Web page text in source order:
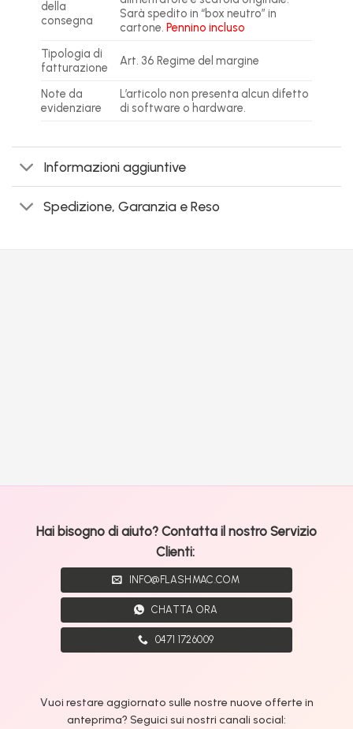
della
consegna
Sarà spedito in “box neutro” in
cartone. Pennino incluso
Tipologia di
fatturazione
Art. 36 Regime del margine
Note da
evidenziare
L’articolo non presenta alcun difetto
di software o hardware.
Informazioni aggiuntive
Spedizione, Garanzia e Reso
Hai bisogno di aiuto? Contatta il nostro Servizio
Clienti:
INFO@FLASHMAC.COM
CHATTA ORA
0471 1726009
Vuoi restare aggiornato sulle nostre nuove offerte in
anteprima? Seguici sui nostri canali social: